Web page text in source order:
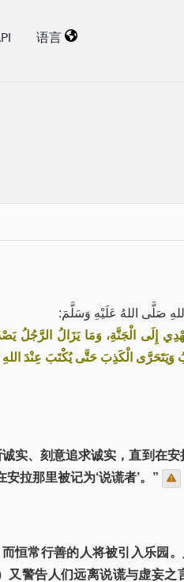
语言
صَلَّى اللهُ عَلَيْهِ وَسَلَّمَ:
إِلَى الْجَنَّةِ، وَمَا يَزَالُ
وَيَتَحَرَّى الْكَذِبَ حَتَّى يُكْتَبَ عِنْدَ اللهِ
实、刻意追求诚实，直到在
拉那里被记为‘说谎者’。”
恒常行善的人将被引入乐园
警告人们远离说谎与虚妄